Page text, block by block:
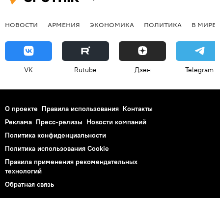
НОВОСТИ АРМЕНИЯ ЭКОНОМИКА ПОЛИТИКА В МИРЕ
VK Rutube Дзен Telegram
О проекте Правила использования Контакты
Реклама Пресс-релизы Новости компаний
Политика конфиденциальности
Политика использования Cookie
Правила применения рекомендательных
технологий
Обратная связь